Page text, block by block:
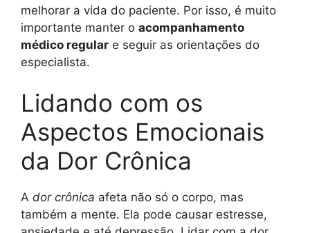
melhorar a vida do paciente. Por isso, é muito
importante manter o acompanhamento
médico regular e seguir as orientações do
especialista.
Lidando com os
Aspectos Emocionais
da Dor Crônica
A dor crônica afeta não só o corpo, mas
também a mente. Ela pode causar estresse,